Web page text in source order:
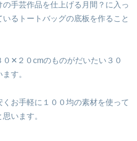
手芸作品を仕上げる月間？に入っ
るトートバッグの底板を作ること
０✕２０cmのものがだいたい３０
す。
お手軽に１００均の素材を使って
います。